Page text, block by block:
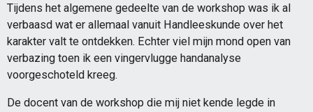
Tijdens het algemene gedeelte van de workshop was ik al
verbaasd wat er allemaal vanuit Handleeskunde over het
karakter valt te ontdekken. Echter viel mijn mond open van
verbazing toen ik een vingervlugge handanalyse
voorgeschoteld kreeg.
De docent van de workshop die mij niet kende legde in